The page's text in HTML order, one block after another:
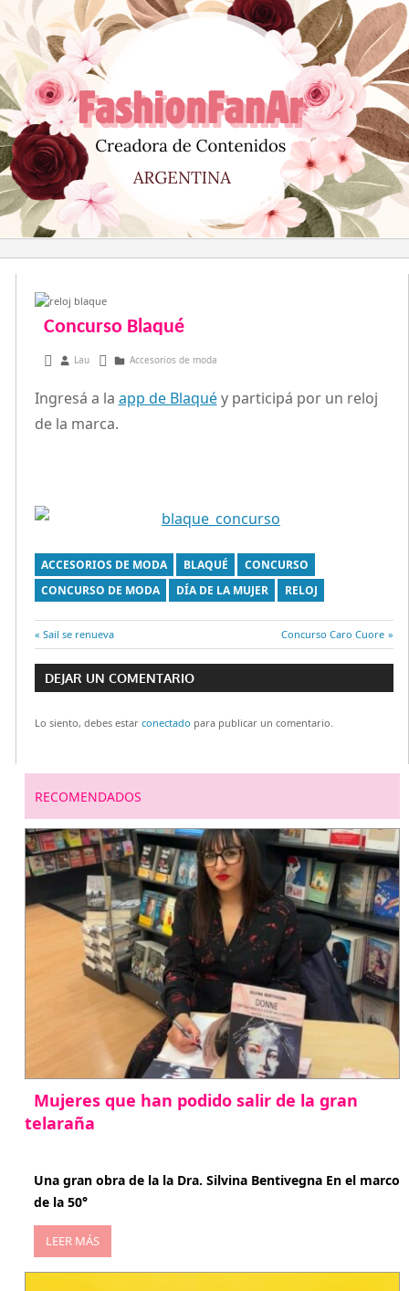
al
contenido
Concurso Blaqué
marzo 5, 2013
Lau Accesorios de moda
Ingresá a la app de Blaquéy participá por un reloj
de la marca.
ACCESORIOS DE MODA BLAQUÉ
CONCURSO
CONCURSO DE MODA
DÍA DE LA MUJER RELOJ
Navegación
de
entradas
Entrada
anterior:
Sail se renueva
Entrada
siguiente:
Concurso Caro Cuore
DEJAR UN COMENTARIO
Lo siento, debes estar conectado para publicar un comentario.
RECOMENDADOS
Mujeres que han podido salir de la gran
telaraña
Una gran obra de la la Dra. Silvina Bentivegna En el marco
de la 50°
LEER MÁS